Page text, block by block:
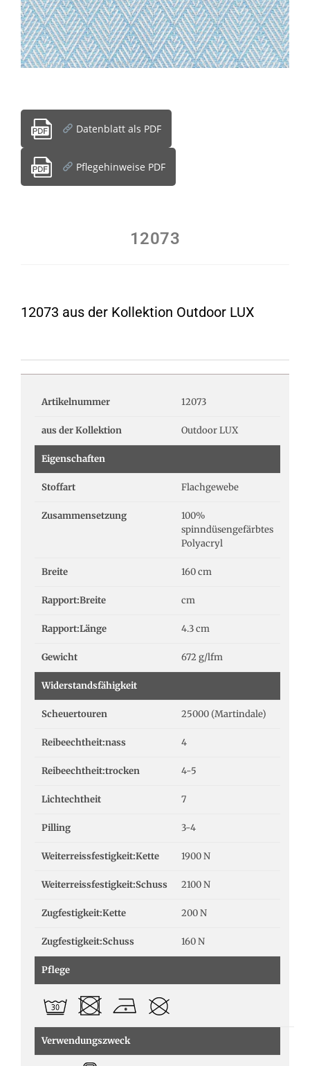
Datenblatt als PDF
Pflegehinweise PDF
12073
12073 aus der Kollektion Outdoor LUX
Artikelnummer 12073
aus der Kollektion Outdoor LUX
Eigenschaften
Stoffart Flachgewebe
Zusammensetzung
100%
spinndüsengefärbtes
Polyacryl
Breite 160 cm
Rapport:Breite cm
Rapport:Länge 4.3 cm
Gewicht 672 g/lfm
Widerstandsfähigkeit
Scheuertouren 25000 (Martindale)
Reibeechtheit:nass 4
Reibeechtheit:trocken 4-5
Lichtechtheit 7
Pilling 3-4
Weiterreissfestigkeit:Kette 1900 N
Weiterreissfestigkeit:Schuss 2100 N
Zugfestigkeit:Kette 200 N
Zugfestigkeit:Schuss 160 N
Pflege
Verwendungszweck